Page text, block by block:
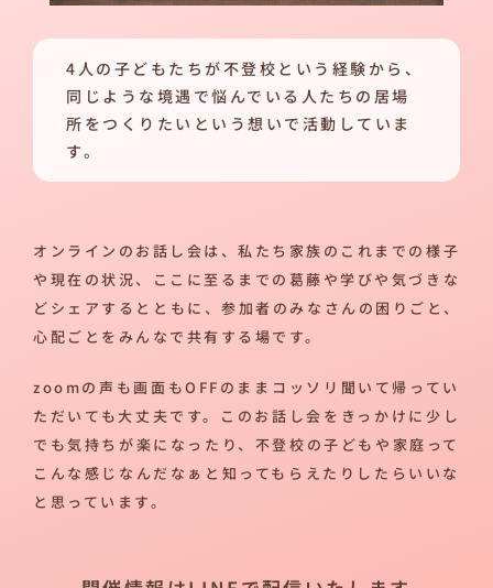
4人の子どもたちが不登校という経験から、
同じような境遇で悩んでいる人たちの居場
所をつくりたいという想いで活動していま
す。
オンラインのお話し会は、私たち家族のこれまでの様子
や現在の状況、ここに至るまでの葛藤や学びや気づきな
どシェアするとともに、参加者のみなさんの困りごと、
心配ごとをみんなで共有する場です。
zoomの声も画面もOFFのままコッソリ聞いて帰ってい
ただいても大丈夫です。このお話し会をきっかけに少し
でも気持ちが楽になったり、不登校の子どもや家庭って
こんな感じなんだなぁと知ってもらえたりしたらいいな
と思っています。